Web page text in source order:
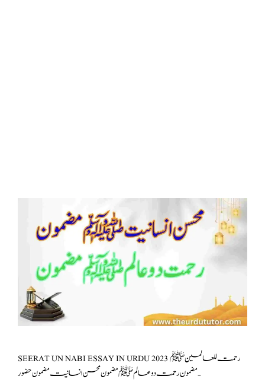
SEERAT UN NABI ESSAY IN URDU 2023 رحمت للعالمین ﷺ
مضمون رحمت دو عالم ﷺ مضمون محسن انسانیت مضمون حضور …